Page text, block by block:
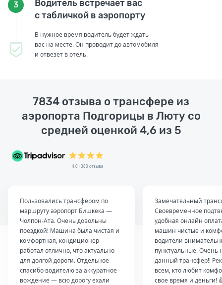
3
Водитель встречает вас
с табличкой в аэропорту
В нужное время водитель будет ждать
вас на месте. Он проводит до автомобиля
и отвезет в отель.
7834 отзыва о трансфере из
аэропорта Подгорицы в Люту со
средней оценкой 4,6 из 5
4.0 · 380 отзыва
Пользовались трансфером по
маршруту аэропорт Бишкека —
Чолпон-Ата. Очень довольны
поездкой! Машина была чистая и
комфортная, кондиционер
работал отлично, что актуально
для долгой дороги. Отдельное
спасибо водителю за аккуратное
вождение — всю дорогу ехали
Замечательный
Своевременное
удобная онлайн
машин чистые и
водители
пунктуальные. Очень
данный трансфер!!
всем, кто любит
свое время и деньги!